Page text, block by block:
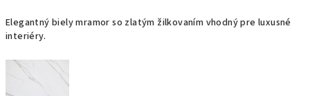
Elegantný biely mramor so zlatým žilkovaním vhodný pre luxusné
interiéry.